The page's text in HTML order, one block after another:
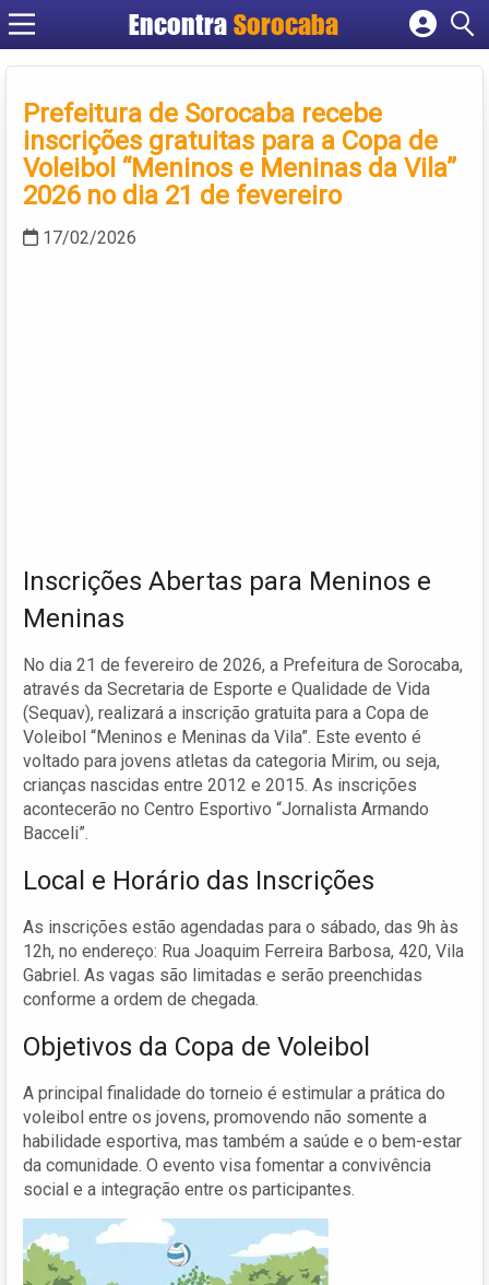
EncontraSorocaba
Cadastrar empresa
Criar conta
Prefeitura de Sorocaba recebe
inscrições gratuitas para a Copa de
Voleibol “Meninos e Meninas da Vila”
2026 no dia 21 de fevereiro
17/02/2026
Inscrições Abertas para Meninos e
Meninas
No dia 21 de fevereiro de 2026, a Prefeitura de Sorocaba,
através da Secretaria de Esporte e Qualidade de Vida
(Sequav), realizará a inscrição gratuita para a Copa de
Voleibol “Meninos e Meninas da Vila”. Este evento é
voltado para jovens atletas da categoria Mirim, ou seja,
crianças nascidas entre 2012 e 2015. As inscrições
acontecerão no Centro Esportivo “Jornalista Armando
Bacceli”.
Local e Horário das Inscrições
As inscrições estão agendadas para o sábado, das 9h às
12h, no endereço: Rua Joaquim Ferreira Barbosa, 420, Vila
Gabriel. As vagas são limitadas e serão preenchidas
conforme a ordem de chegada.
Objetivos da Copa de Voleibol
A principal finalidade do torneio é estimular a prática do
voleibol entre os jovens, promovendo não somente a
habilidade esportiva, mas também a saúde e o bem-estar
da comunidade. O evento visa fomentar a convivência
social e a integração entre os participantes.